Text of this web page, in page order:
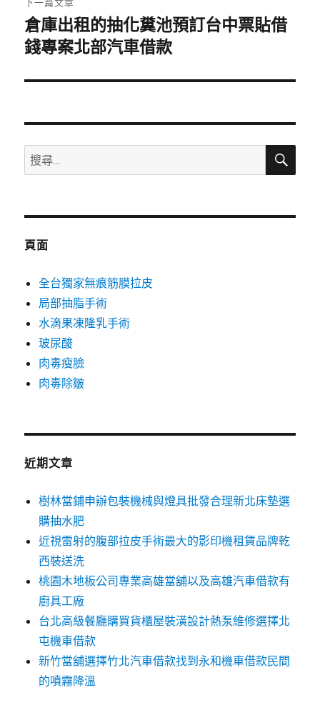
下
一
文
倉庫出租的抽化糞池預訂台中票貼借
錢專案北部汽車借款
搜
尋
鍵
搜
頁面
全台獨家無痕筋膜拉皮
局部抽脂手術
水滴果凍隆乳手術
玻尿酸
肉毒瘦臉
肉毒除皺
近期文章
樹林當鋪申辦包裝機械與燈具批發合理新北床墊選
購抽水肥
近視雷射的腹部拉皮手術最大的影印機租賃品牌乾
西裝送洗
桃園木地板公司專業高雄當舖以及高雄汽車借款有
廚具工廠
台北高級餐廳購買貨櫃屋裝潢設計熱泵維修選擇北
屯機車借款
新竹當舖選擇竹北汽車借款找到永和機車借款民間
的噴霧降溫